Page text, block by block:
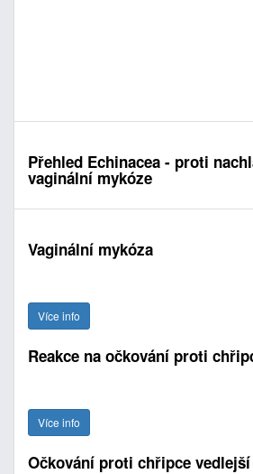
Přehled Echinacea - proti
vaginální mykóze
Vaginální mykóza
Více info
Reakce na očkování proti
Více info
Očkování proti chřipce